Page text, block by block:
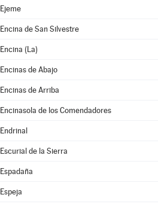
Ejeme
Encina de San Silvestre
Encina (La)
Encinas de Abajo
Encinas de Arriba
Encinasola de los Comendadores
Endrinal
Escurial de la Sierra
Espadaña
Espeja